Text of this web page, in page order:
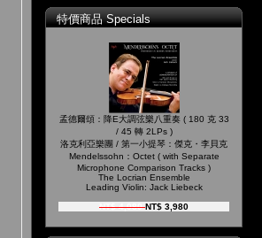
特價商品 Specials
孟德爾頌：降E大調弦樂八重奏 ( 180 克 33
/ 45 轉 2LPs )
洛克利亞樂團 / 第一小提琴：傑克・李貝克
Mendelssohn：Octet ( with Separate
Microphone Comparison Tracks )
The Locrian Ensemble
Leading Violin: Jack Liebeck
NT$ 4,080NT$ 3,980